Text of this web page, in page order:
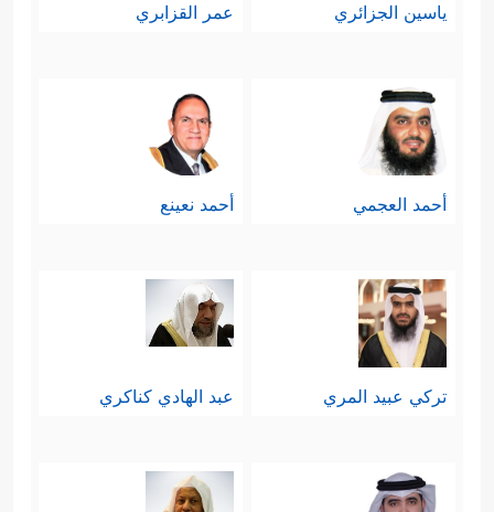
ياسين الجزائري عمر القزابري
أحمد العجمي أحمد نعينع
تركي عبيد المري عبد الهادي كناكري